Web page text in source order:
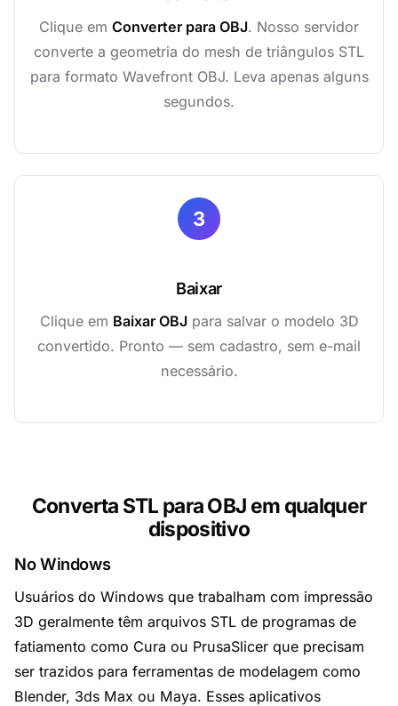
Clique em Converter para OBJ. Nosso servidor
converte a geometria do mesh de triângulos STL
para formato Wavefront OBJ. Leva apenas alguns
segundos.
3
Baixar
Clique em Baixar OBJpara salvar o modelo 3D
convertido. Pronto — sem cadastro, sem e-mail
necessário.
Converta STL para OBJ em qualquer
dispositivo
No Windows
Usuários do Windows que trabalham com impressão
3D geralmente têm arquivos STL de programas de
fatiamento como Cura ou PrusaSlicer que precisam
ser trazidos para ferramentas de modelagem como
Blender, 3ds Max ou Maya. Esses aplicativos